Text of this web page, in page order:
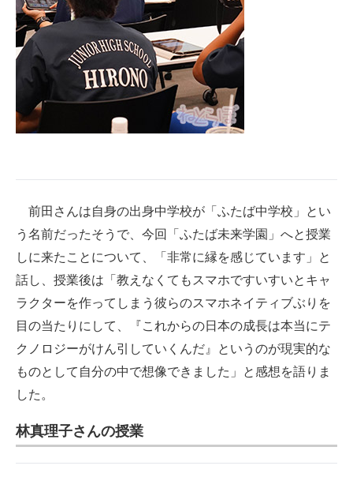
前田さんは自身の出身中学校が「ふたば中学校」とい
う名前だったそうで、今回「ふたば未来学園」へと授業
しに来たことについて、「非常に縁を感じています」と
話し、授業後は「教えなくてもスマホですいすいとキャ
ラクターを作ってしまう彼らのスマホネイティブぶりを
目の当たりにして、『これからの日本の成長は本当にテ
クノロジーがけん引していくんだ』というのが現実的な
ものとして自分の中で想像できました」と感想を語りま
した。
林真理子さんの授業